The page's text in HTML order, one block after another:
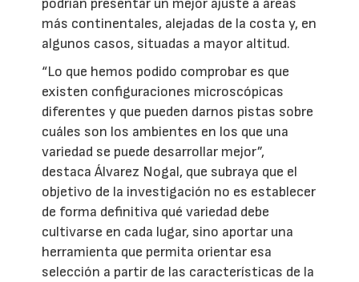
más continentales, alejadas de la costa y, en
algunos casos, situadas a mayor altitud.
“Lo que hemos podido comprobar es que
existen configuraciones microscópicas
diferentes y que pueden darnos pistas sobre
cuáles son los ambientes en los que una
variedad se puede desarrollar mejor”,
destaca Álvarez Nogal, que subraya que el
objetivo de la investigación no es establecer
de forma definitiva qué variedad debe
cultivarse en cada lugar, sino aportar una
herramienta que permita orientar esa
selección a partir de las características de la